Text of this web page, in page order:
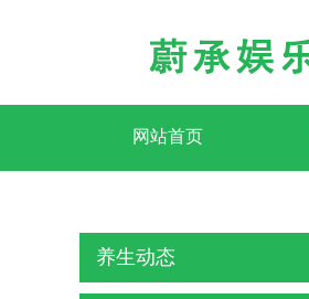
网站首页
养生动态